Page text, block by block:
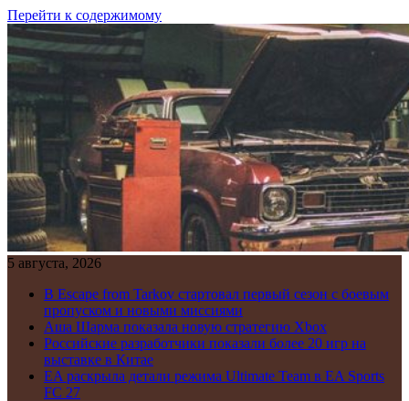
Перейти к содержимому
5 августа, 2026
В Escape from Tarkov стартовал первый сезон с боевым
пропуском и новыми миссиями
Аша Шарма показала новую стратегию Xbox
Российские разработчики показали более 20 игр на
выставке в Китае
EA раскрыла детали режима Ultimate Team в EA Sports
FC 27